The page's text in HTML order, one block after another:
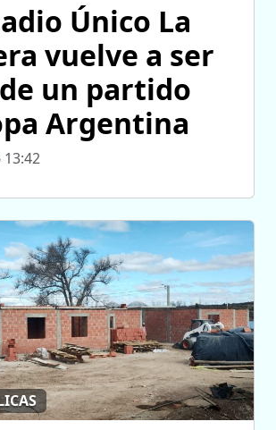
Único La
vuelve a ser
un partido
Argentina